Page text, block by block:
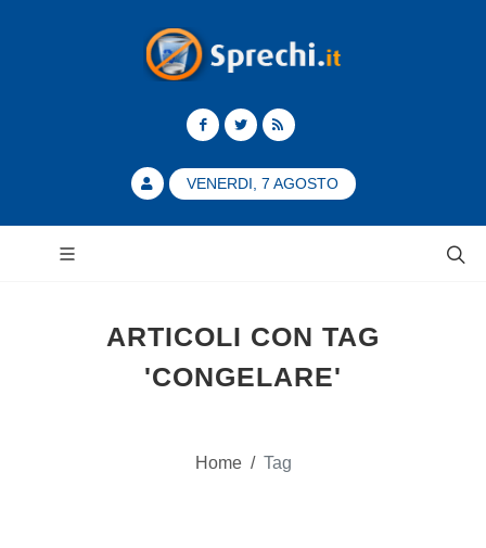
VENERDI, 7 AGOSTO
ARTICOLI CON TAG
'CONGELARE'
Home / Tag